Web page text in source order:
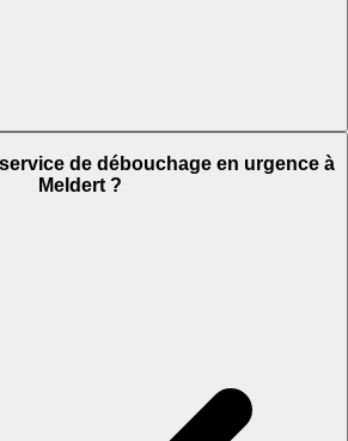
de débouchage en urgence à
Meldert ?